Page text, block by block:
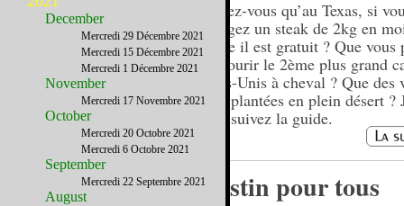
Saviez-vous qu’au Texas, si
mangez un steak de 2kg en
heure il est gratuit ? Que vous
parcourir le 2ème plus grand
Etats-Unis à cheval ? Que des
sont plantées en plein désert ?
sait, suivez la guide.
Austin pour tous
December
Mercredi 29 Décembre 2021
Mercredi 15 Décembre 2021
Mercredi 1 Décembre 2021
November
Mercredi 17 Novembre 2021
October
Mercredi 20 Octobre 2021
Mercredi 6 Octobre 2021
September
Mercredi 22 Septembre 2021
August